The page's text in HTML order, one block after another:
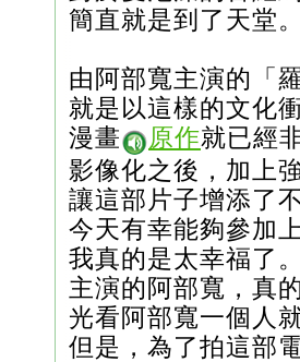
簡直就是到了天堂。
由阿部寬主演的「
就是以這樣的文化
漫畫
原作就已經
影像化之後，加上
讓這部片子增添了
今天有幸能夠參加
我真的是太幸福了。
主演的阿部寬，真
光看阿部寬一個人
但是，為了拍這部